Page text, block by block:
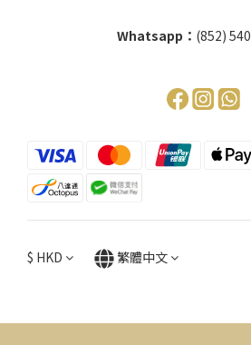
Whatsapp： (852)
$ HKD 繁體中文